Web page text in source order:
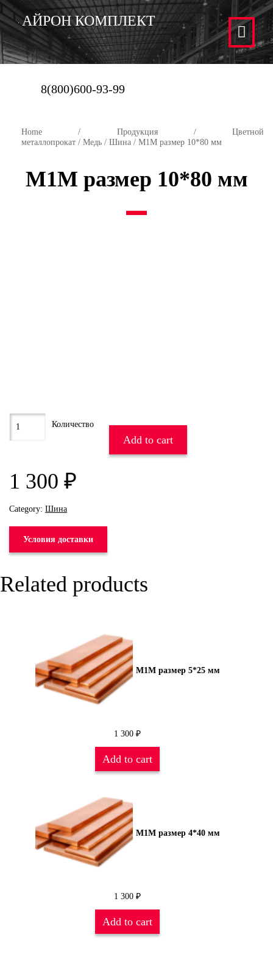
АЙРОН КОМПЛЕКТ
8(800)600-93-99
Home / Продукция/ Цветной
металлопрокат / Медь / Шина / М1М размер 10*80 мм
М1М размер 10*80 мм
1 300 ₽
Add to cart
Category: Шина
Условия доставки
Related products
М1М размер 5*25 мм
1 300 ₽
Add to cart
М1М размер 4*40 мм
1 300 ₽
Add to cart